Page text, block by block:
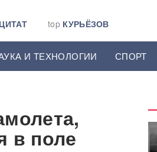
ЦИТАТ top КУРЬЁЗОВ
И ТЕХНОЛОГИИ СПОРТ
в поле